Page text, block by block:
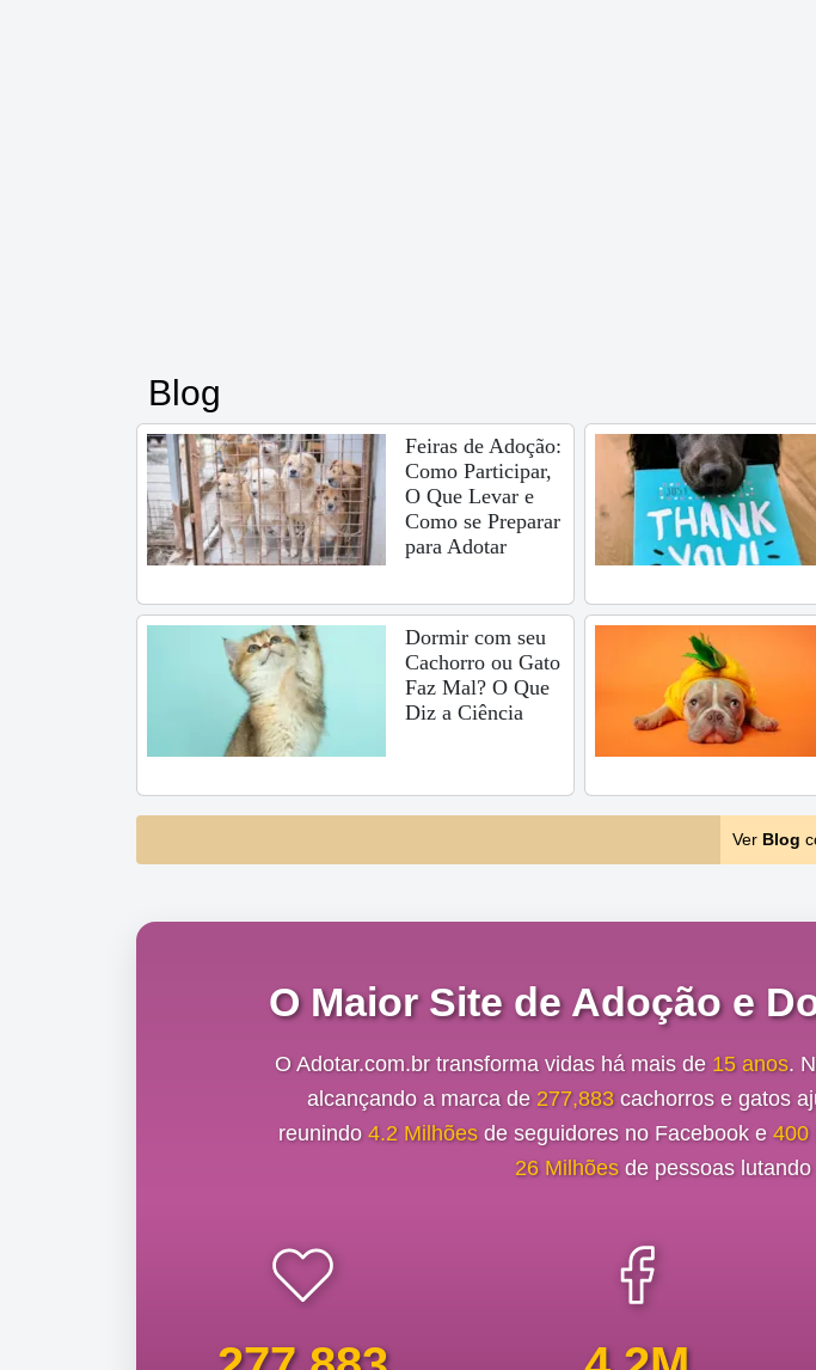
Blog
Feiras de Adoção:
Como Participar,
O Que Levar e
Como se Preparar
para Adotar
Dormir com seu
Cachorro ou Gato
Faz Mal? O Que
Diz a Ciência
Ver Blog
O Maior Site de Adoção e
O Adotar.com.br transforma vidas há mais de 15 anos.
alcançando a marca de 277,883 cachorros e gatos
reunindo 4.2 Milhõesde seguidores no Facebook e 400
26 Milhõesde pessoas lutando